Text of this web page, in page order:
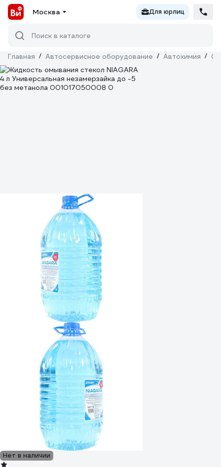
Москва Для юрлиц
Поиск в каталоге
Главная / Автосервисное оборудование / Автохимия /
Нет в наличии